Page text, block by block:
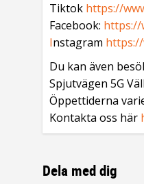
Tiktok https://
Facebook: https://
Instagram https://
Du kan även
Spjutvägen 5G
Öppettiderna
Kontakta oss här
Dela med dig